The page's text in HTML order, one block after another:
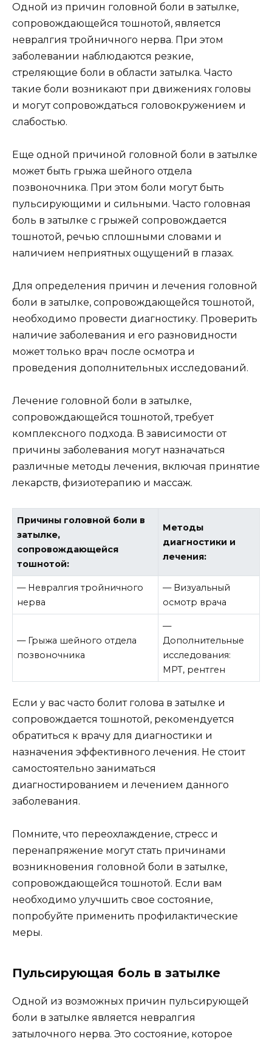
Одной из причин головной боли в затылке,
сопровождающейся тошнотой, является
невралгия тройничного нерва. При этом
заболевании наблюдаются резкие,
стреляющие боли в области затылка. Часто
такие боли возникают при движениях головы
и могут сопровождаться головокружением и
слабостью.
Еще одной причиной головной боли в затылке
может быть грыжа шейного отдела
позвоночника. При этом боли могут быть
пульсирующими и сильными. Часто головная
боль в затылке с грыжей сопровождается
тошнотой, речью сплошными словами и
наличием неприятных ощущений в глазах.
Для определения причин и лечения головной
боли в затылке, сопровождающейся тошнотой,
необходимо провести диагностику. Проверить
наличие заболевания и его разновидности
может только врач после осмотра и
проведения дополнительных исследований.
Лечение головной боли в затылке,
сопровождающейся тошнотой, требует
комплексного подхода. В зависимости от
причины заболевания могут назначаться
различные методы лечения, включая принятие
лекарств, физиотерапию и массаж.
Причины головной боли в
затылке,
сопровождающейся
тошнотой:
Методы
диагностики и
лечения:
— Невралгия тройничного
нерва
— Визуальный
осмотр врача
— Грыжа шейного отдела
позвоночника
—
Дополнительные
исследования:
МРТ, рентген
Если у вас часто болит голова в затылке и
сопровождается тошнотой, рекомендуется
обратиться к врачу для диагностики и
назначения эффективного лечения. Не стоит
самостоятельно заниматься
диагностированием и лечением данного
заболевания.
Помните, что переохлаждение, стресс и
перенапряжение могут стать причинами
возникновения головной боли в затылке,
сопровождающейся тошнотой. Если вам
необходимо улучшить свое состояние,
попробуйте применить профилактические
меры.
Пульсирующая боль в затылке
Одной из возможных причин пульсирующей
боли в затылке является невралгия
затылочного нерва. Это состояние, которое